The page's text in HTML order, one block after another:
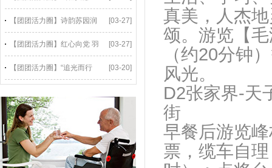
[03-27]
【团团活力圈】诗韵苏园润
[03-27]
【团团活力圈】红心向党 羽
[03-20]
【团团活力圈】“追光而行
真美，人杰
颂。游览【
（约20分钟
D2张家界-天
街 （含
早餐后游览
票，缆车自